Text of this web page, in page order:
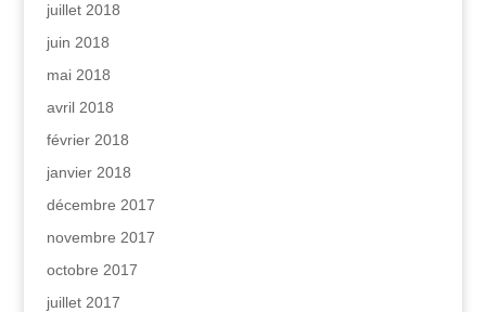
juillet 2018
juin 2018
mai 2018
avril 2018
février 2018
janvier 2018
décembre 2017
novembre 2017
octobre 2017
juillet 2017